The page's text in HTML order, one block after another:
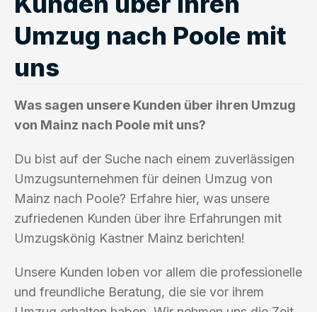
Umzug nach Poole mit
uns
Was sagen unsere Kunden über ihren Umzug
von Mainz nach Poole mit uns?
Du bist auf der Suche nach einem zuverlässigen
Umzugsunternehmen für deinen Umzug von
Mainz nach Poole? Erfahre hier, was unsere
zufriedenen Kunden über ihre Erfahrungen mit
Umzugskönig Kastner Mainz berichten!
Unsere Kunden loben vor allem die professionelle
und freundliche Beratung, die sie vor ihrem